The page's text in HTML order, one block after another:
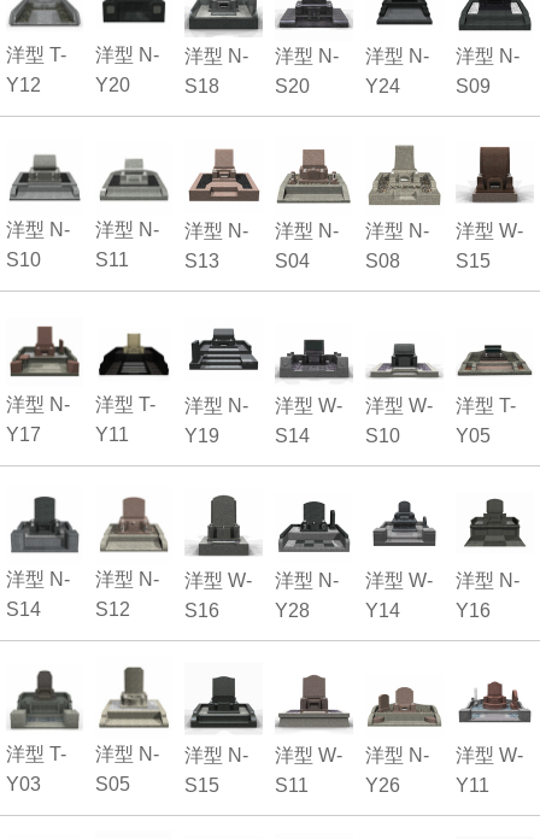
洋型 T-
Y12
洋型 N-
Y20
洋型 N-
S18
洋型 N-
S20
洋型 N-
Y24
洋型 N-
S09
洋型 N-
S10
洋型 N-
S11
洋型 N-
S13
洋型 N-
S04
洋型 N-
S08
洋型 W-
S15
洋型 N-
Y17
洋型 T-
Y11
洋型 N-
Y19
洋型 W-
S14
洋型 W-
S10
洋型 T-
Y05
洋型 N-
S14
洋型 N-
S12
洋型 W-
S16
洋型 N-
Y28
洋型 W-
Y14
洋型 N-
Y16
洋型 T-
Y03
洋型 N-
S05
洋型 N-
S15
洋型 W-
S11
洋型 N-
Y26
洋型 W-
Y11